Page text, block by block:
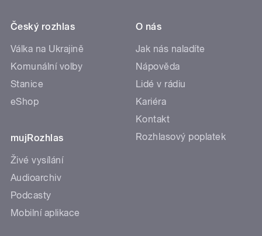
Český rozhlas
Válka na Ukrajině
Komunální volby
Stanice
eShop
mujRozhlas
Živé vysílání
Audioarchiv
Podcasty
Mobilní aplikace
O nás
Jak nás naladíte
Nápověda
Lidé v rádiu
Kariéra
Kontakt
Rozhlasový poplatek